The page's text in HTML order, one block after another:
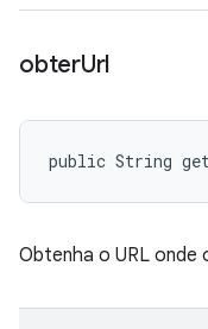
obterUrl
public String
Obtenha o URL onde